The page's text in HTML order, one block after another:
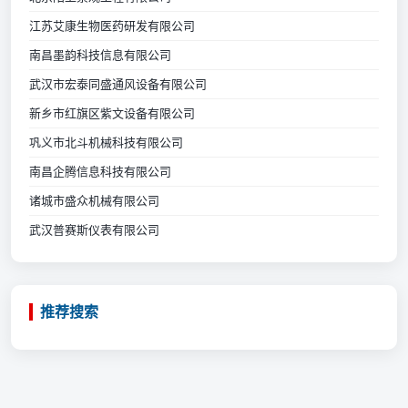
江苏艾康生物医药研发有限公司
南昌墨韵科技信息有限公司
武汉市宏泰同盛通风设备有限公司
新乡市红旗区紫文设备有限公司
巩义市北斗机械科技有限公司
南昌企腾信息科技有限公司
诸城市盛众机械有限公司
武汉普赛斯仪表有限公司
推荐搜索